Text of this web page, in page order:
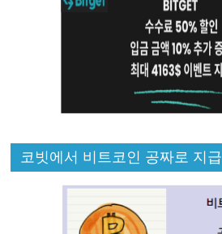
코빗에서 비트코인 공짜로 지급